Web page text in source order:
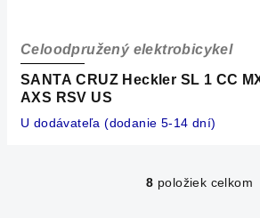
SANTA CRUZ Heckler SL 1 CC
AXS RSV US
Celoodpružený elektrobicykel
U dodávateľa (dodanie 5-14 dní)
O
8 položiek celkom